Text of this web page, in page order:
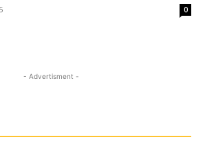
0
- Advertisment -